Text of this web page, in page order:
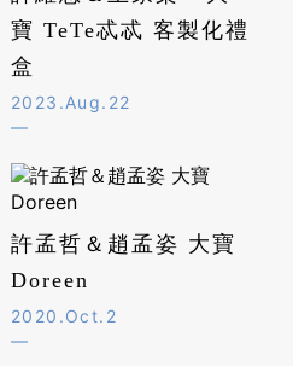
寶 TeTe忒忒 客製化禮
盒
2023.Aug.22
許孟哲＆趙孟姿 大寶
Doreen
2020.Oct.2